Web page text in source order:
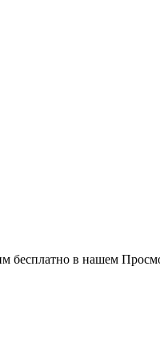
бесплатно в нашем